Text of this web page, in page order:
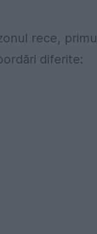
rece,
diferite: